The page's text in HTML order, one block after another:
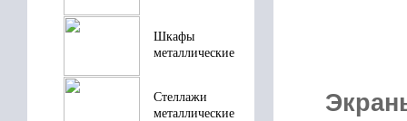
Шкафы
металлические
Стеллажи
металлические